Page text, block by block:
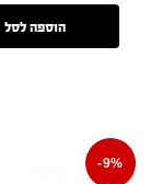
הוספה לסל
-9%